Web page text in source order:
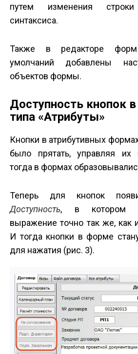
путем изменения
синтаксиса.
Также в редакторе
умолчаний добавлены
объектов формы.
Доступность кнопок
типа «Атрибуты»
Кнопки в атрибутивных
было прятать, управляя
тогда в формах
Теперь для кнопок
Доступность, в котором
выражение точно так же, как
И тогда кнопки в форме
для нажатия (рис. 3).